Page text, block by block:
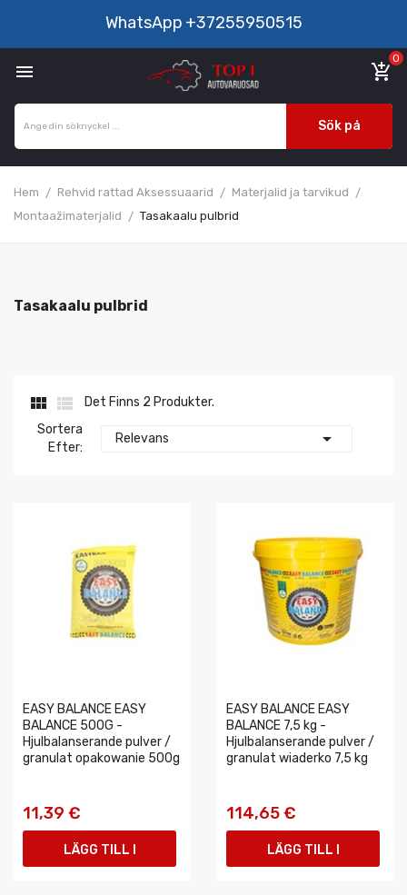
WhatsApp +37255950515
 add_shopping_cart
0
Sök på
Hem Rehvid rattad Aksessuaarid
Materjalid ja tarvikud
Montaažimaterjalid
Tasakaalu pulbrid
Tasakaalu pulbrid
 
Det Finns 2 Produkter.
Sortera
Efter:
Relevans 
EASY BALANCE EASY
BALANCE 500G -
Hjulbalanserande pulver /
granulat opakowanie 500g
11,39 €
LÄGG TILL I
EASY BALANCE EASY
BALANCE 7,5 kg -
Hjulbalanserande pulver /
granulat wiaderko 7,5 kg
114,65 €
LÄGG TILL I